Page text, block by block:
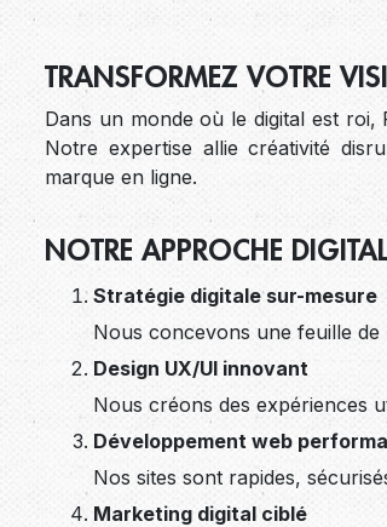
TRANSFORMEZ VOTRE
Dans un monde où le digital est roi,
Notre expertise allie créativité
marque en ligne.
NOTRE APPROCHE
Stratégie digitale sur-mesure
Nous concevons une feuille de
Design UX/UI innovant
Nous créons des expériences
Développement web
Nos sites sont rapides,
Marketing digital ciblé